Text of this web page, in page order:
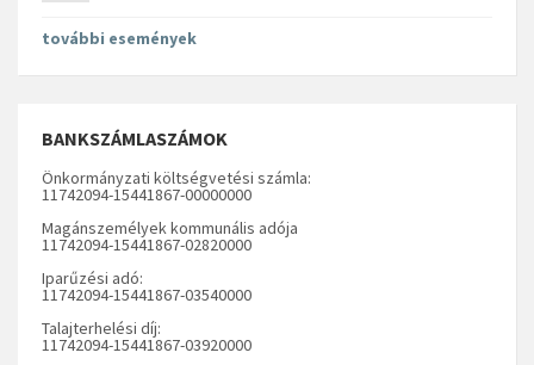
további események
BANKSZÁMLASZÁMOK
Önkormányzati költségvetési számla:
11742094-15441867-00000000
Magánszemélyek kommunális adója
11742094-15441867-02820000
Iparűzési adó:
11742094-15441867-03540000
Talajterhelési díj:
11742094-15441867-03920000